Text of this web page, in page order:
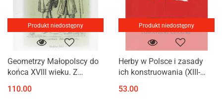
Produkt niedostępny
Geometrzy Małopolscy do
końca XVIII wieku. Z
kartografii wielkoskalowej
110.00
Produkt niedostępny
Herby w Polsce i zasady
ich konstruowania (XIII-
53.00